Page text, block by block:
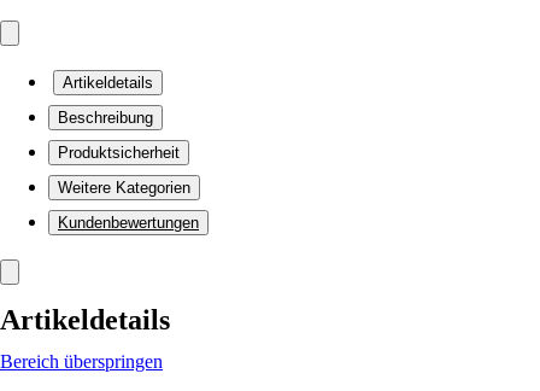
Artikeldetails
Beschreibung
Produktsicherheit
Weitere Kategorien
Kundenbewertungen
Artikeldetails
Bereich überspringen